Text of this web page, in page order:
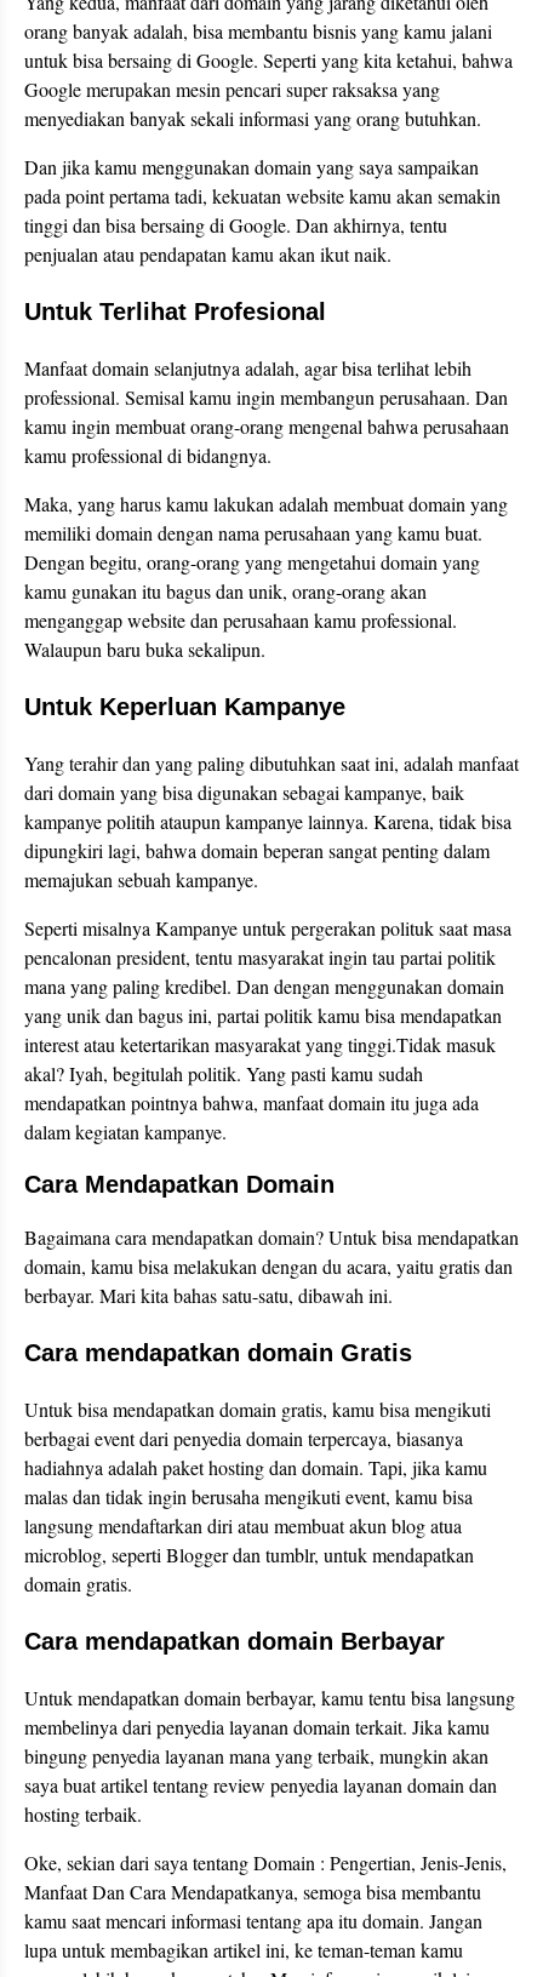
orang banyak adalah, bisa membantu bisnis yang kamu jalani
untuk bisa bersaing di Google. Seperti yang kita ketahui, bahwa
Google merupakan mesin pencari super raksaksa yang
menyediakan banyak sekali informasi yang orang butuhkan.
Dan jika kamu menggunakan domain yang saya sampaikan
pada point pertama tadi, kekuatan website kamu akan semakin
tinggi dan bisa bersaing di Google. Dan akhirnya, tentu
penjualan atau pendapatan kamu akan ikut naik.
Untuk Terlihat Profesional
Manfaat domain selanjutnya adalah, agar bisa terlihat lebih
professional. Semisal kamu ingin membangun perusahaan. Dan
kamu ingin membuat orang-orang mengenal bahwa perusahaan
kamu professional di bidangnya.
Maka, yang harus kamu lakukan adalah membuat domain yang
memiliki domain dengan nama perusahaan yang kamu buat.
Dengan begitu, orang-orang yang mengetahui domain yang
kamu gunakan itu bagus dan unik, orang-orang akan
menganggap website dan perusahaan kamu professional.
Walaupun baru buka sekalipun.
Untuk Keperluan Kampanye
Yang terahir dan yang paling dibutuhkan saat ini, adalah manfaat
dari domain yang bisa digunakan sebagai kampanye, baik
kampanye politih ataupun kampanye lainnya. Karena, tidak bisa
dipungkiri lagi, bahwa domain beperan sangat penting dalam
memajukan sebuah kampanye.
Seperti misalnya Kampanye untuk pergerakan polituk saat masa
pencalonan president, tentu masyarakat ingin tau partai politik
mana yang paling kredibel. Dan dengan menggunakan domain
yang unik dan bagus ini, partai politik kamu bisa mendapatkan
interest atau ketertarikan masyarakat yang tinggi.Tidak masuk
akal? Iyah, begitulah politik. Yang pasti kamu sudah
mendapatkan pointnya bahwa, manfaat domain itu juga ada
dalam kegiatan kampanye.
Cara Mendapatkan Domain
Bagaimana cara mendapatkan domain? Untuk bisa mendapatkan
domain, kamu bisa melakukan dengan du acara, yaitu gratis dan
berbayar. Mari kita bahas satu-satu, dibawah ini.
Cara mendapatkan domain Gratis
Untuk bisa mendapatkan domain gratis, kamu bisa mengikuti
berbagai event dari penyedia domain terpercaya, biasanya
hadiahnya adalah paket hosting dan domain. Tapi, jika kamu
malas dan tidak ingin berusaha mengikuti event, kamu bisa
langsung mendaftarkan diri atau membuat akun blog atua
microblog, seperti Blogger dan tumblr, untuk mendapatkan
domain gratis.
Cara mendapatkan domain Berbayar
Untuk mendapatkan domain berbayar, kamu tentu bisa langsung
membelinya dari penyedia layanan domain terkait. Jika kamu
bingung penyedia layanan mana yang terbaik, mungkin akan
saya buat artikel tentang review penyedia layanan domain dan
hosting terbaik.
Oke, sekian dari saya tentang Domain : Pengertian, Jenis-Jenis,
Manfaat Dan Cara Mendapatkanya, semoga bisa membantu
kamu saat mencari informasi tentang apa itu domain. Jangan
lupa untuk membagikan artikel ini, ke teman-teman kamu